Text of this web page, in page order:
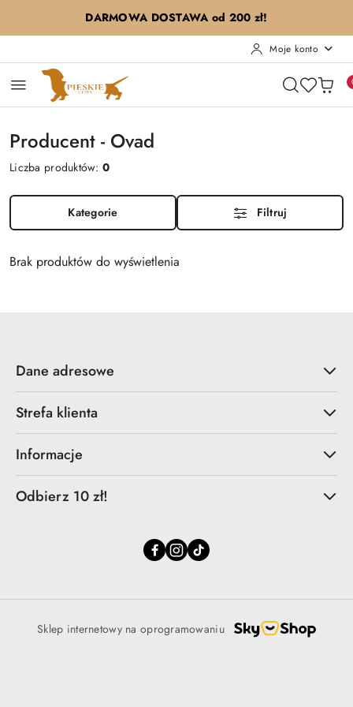
Przejdź do treści głównej
Przejdź do wyszukiwarki
Przejdź do moje konto
Przejdź do menu głównego
Przejdź do stopkiDARMOWA DOSTAWA od 200 zł!
Moje konto
Producent - Ovad
Liczba produktów:0
Kategorie Filtruj
Brak produktów do wyświetlenia
Dane adresowe
Strefa klienta
Informacje
Odbierz 10 zł!
Sklep internetowy na oprogramowaniu